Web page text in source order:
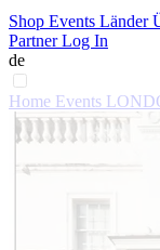
Shop Events Länder
Partner Log In
de
Home Events